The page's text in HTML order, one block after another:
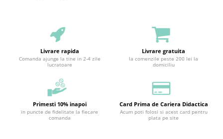
Livrare rapida
Comanda ajunge la tine in 2-4 zile
lucratoare
Livrare gratuita
la comenzile peste 200 lei la
domiciliu
Primesti 10% inapoi
in puncte de fidelitate la fiecare
comanda
Card Prima de Cariera Didactica
Acum poti folosi si acest card pentru
plata pe site